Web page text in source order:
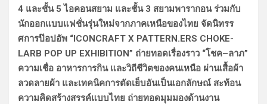
4 และชั้น 5 ไอคอนสยาม และชั้น 3 สยามพารากอน ร่วมกับ
นักออกแบบแฟชั่นรุ่นใหม่จากภาคเหนือของไทย จัดนิทรร
ศการป๊อปอัพ “ICONCRAFT X PATTERN.ERS CHOKE-
LARB POP UP EXHIBITION” ถ่ายทอดเรื่องราว “โชค–ลาภ”
ความเชื่อ อาหารการกิน และวิถีชีวิตของคนเหนือ ผ่านเสื้อผ้า
ลวดลายผ้า และเทคนิคการตัดเย็บอันเป็นเอกลักษณ์ สะท้อน
ความคิดสร้างสรรค์แบบไทย ถ่ายทอดมุมมองด้านงาน